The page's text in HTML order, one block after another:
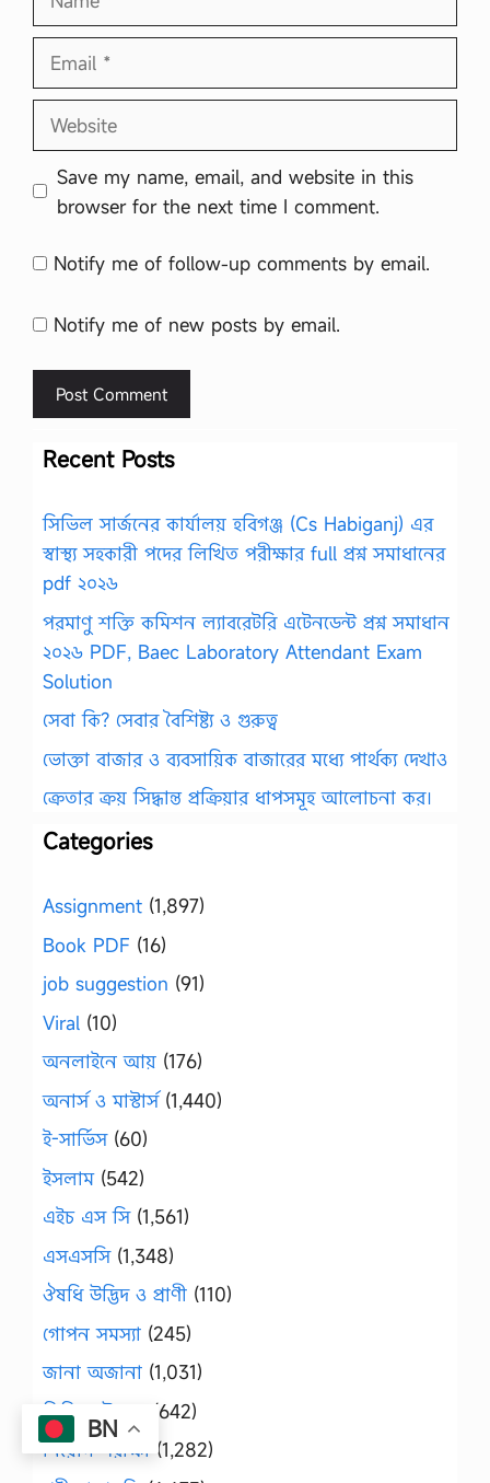
Email
Website
Save my name, email, and website in this
browser for the next time I comment.
Notify me of follow-up comments by email.
Notify me of new posts by email.
Recent Posts
সিভিল সার্জনের কার্যালয় হবিগঞ্জ (Cs Habiganj) এর
স্বাস্থ্য সহকারী পদের লিখিত পরীক্ষার full প্রশ্ন সমাধানের
pdf ২০২৬
পরমাণু শক্তি কমিশন ল্যাবরেটরি এটেনডেন্ট প্রশ্ন সমাধান
২০২৬ PDF, Baec Laboratory Attendant Exam
Solution
সেবা কি? সেবার বৈশিষ্ট্য ও গুরুত্ব
ভোক্তা বাজার ও ব্যবসায়িক বাজারের মধ্যে পার্থক্য দেখাও
ক্রেতার ক্রয় সিদ্ধান্ত প্রক্রিয়ার ধাপসমূহ আলোচনা কর।
Categories
Assignment (1,897)
Book PDF (16)
job suggestion (91)
Viral (10)
অনলাইনে আয় (176)
অনার্স ও মাস্টার্স(1,440)
ই-সার্ভিস(60)
ইসলাম(542)
এইচ এস সি(1,561)
এসএসসি(1,348)
ঔষধি উদ্ভিদ ও প্রাণী (110)
গোপন সমস্যা (245)
জানা অজানা (1,031)
ডিগ্রি ও উন্মুক্ত
(642)
নিয়োগ পরীক্ষা (1,282)
BN